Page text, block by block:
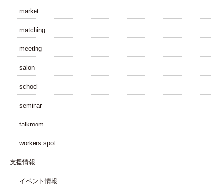
market
matching
meeting
salon
school
seminar
talkroom
workers spot
⽀援情報
イベント情報